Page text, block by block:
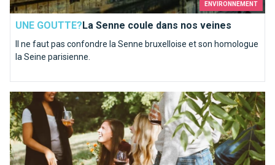
ENVIRONNEMENT
UNE GOUTTE? La Senne coule dans nos veines
Il ne faut pas confondre la Senne bruxelloise et son homologue
la Seine parisienne.
Que faire sous le soleil à Bruxelles?